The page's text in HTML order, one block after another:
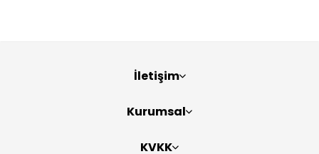
İletişim
Kurumsal
KVKK